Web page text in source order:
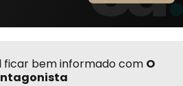
ficar bem informado com O